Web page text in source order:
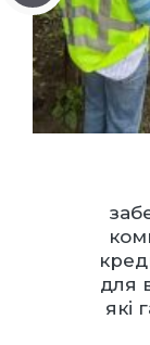
для
які